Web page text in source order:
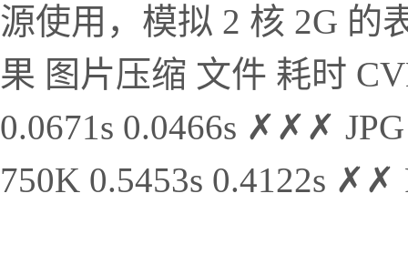
源使用，模拟 2 核 2G 的
果 图片压缩 文件 耗时
0.0671s 0.0466s ✗✗✗
750K 0.5453s 0.4122s ✗✗